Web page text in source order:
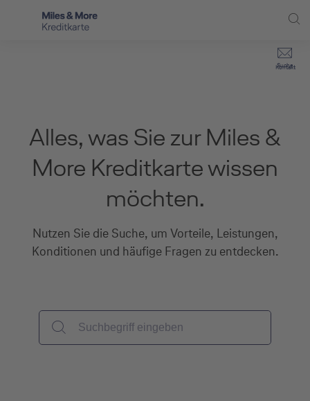
Direkt zum Hauptinhalt (Enter drücken)
Kontakt
Suche
Schritt für Schritt zur neuen Karte
Kreditkarte empfehlen
Kreditkarte beantragen
Alles, was Sie zur Miles &
More Kreditkarte wissen
möchten.
Nutzen Sie die Suche, um Vorteile, Leistungen,
Konditionen und häufige Fragen zu entdecken.